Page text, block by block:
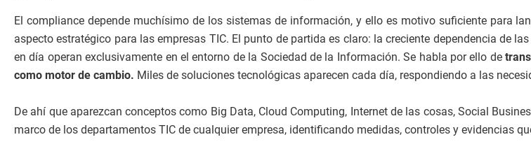
El compliance depende muchísimo de los sistemas de información, y ello es motivo suficiente para
aspecto estratégico para las empresas TIC. El punto de partida es claro: la creciente dependencia de
en día operan exclusivamente en el entorno de la Sociedad de la Información. Se habla por ello de
como motor de cambio. Miles de soluciones tecnológicas aparecen cada día, respondiendo a las
De ahí que aparezcan conceptos como Big Data, Cloud Computing, Internet de las cosas, Social
marco de los departamentos TIC de cualquier empresa, identificando medidas, controles y evidencias